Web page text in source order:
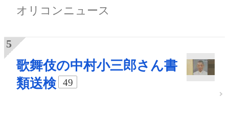
オリコンニュース
歌舞伎の中村小三郎さん書
類送検
49